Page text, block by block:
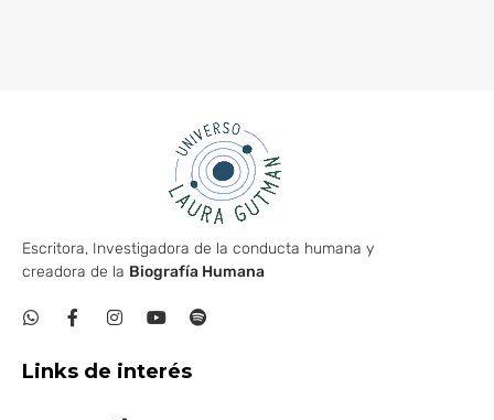
Escritora, Investigadora de la conducta humana y
creadora de la Biografía Humana
Links de interés